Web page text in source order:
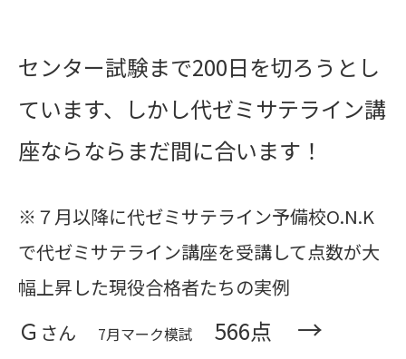
センター試験まで200日を切ろうとし
ています、しかし代ゼミサテライン講
座ならならまだ間に合います！
※７月以降に代ゼミサテライン予備校O.N.K
で代ゼミサテライン講座を受講して点数が大
幅上昇した現役合格者たちの実例
Ｇ さん 7月マーク模試 566点
→